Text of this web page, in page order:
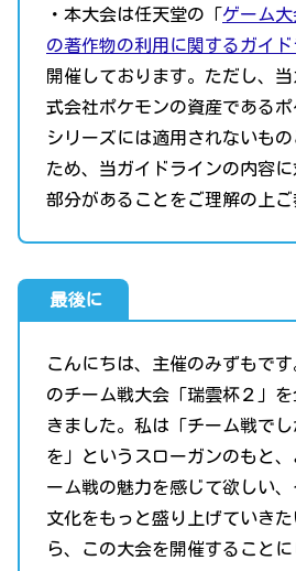
・本大会は任天堂の「ゲーム
の著作物の利用に関するガイド
開催しております。ただし、
式会社ポケモンの資産である
シリーズには適用されないも
ため、当ガイドラインの内容
部分があることをご理解の上ご
最後に
こんにちは、主催のみずもで
のチーム戦大会「瑞雲杯２」
きました。私は「チーム戦で
を」というスローガンのもと
ーム戦の魅力を感じて欲しい
文化をもっと盛り上げていき
ら、この大会を開催すること